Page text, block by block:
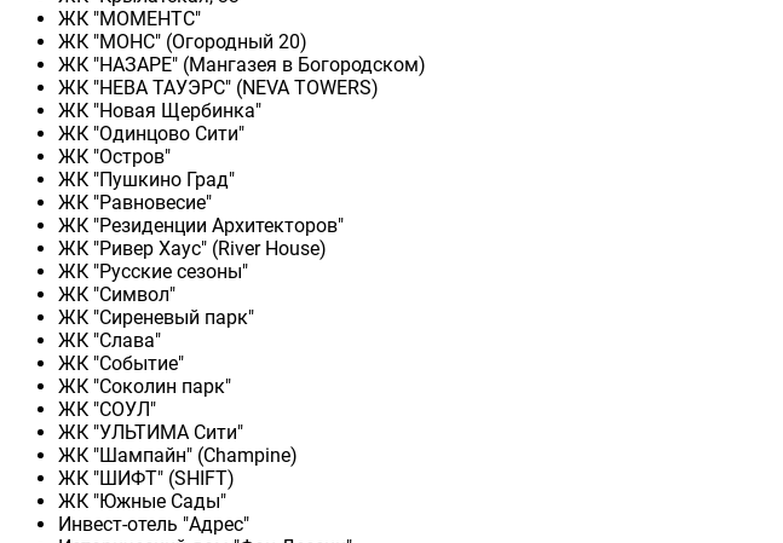
ЖК "МОМЕНТС"
ЖК "МОНС" (Огородный 20)
ЖК "НАЗАРЕ" (Мангазея в Богородском)
ЖК "НЕВА ТАУЭРС" (NEVA TOWERS)
ЖК "Новая Щербинка"
ЖК "Одинцово Сити"
ЖК "Остров"
ЖК "Пушкино Град"
ЖК "Равновесие"
ЖК "Резиденции Архитекторов"
ЖК "Ривер Хаус" (River Нouse)
ЖК "Русские сезоны"
ЖК "Символ"
ЖК "Сиреневый парк"
ЖК "Слава"
ЖК "Событие"
ЖК "Соколин парк"
ЖК "СОУЛ"
ЖК "УЛЬТИМА Сити"
ЖК "Шампайн" (Champine)
ЖК "ШИФТ" (SHIFT)
ЖК "Южные Сады"
Инвест-отель "Адрес"